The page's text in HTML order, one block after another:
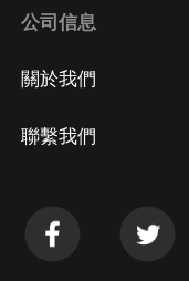
公司信息
關於我們
聯繫我們